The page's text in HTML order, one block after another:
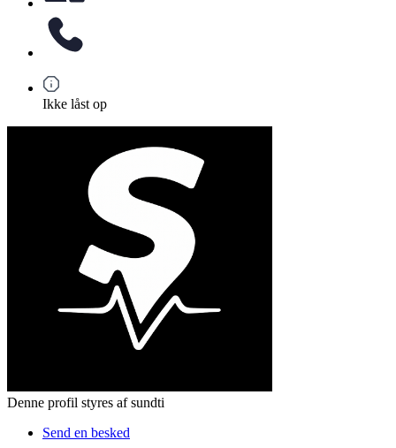
Ikke låst op
Denne profil styres af sundti
Send en besked